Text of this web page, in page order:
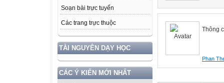
Soạn bài trực tuyến
Các trang trực thuộc
TÀI NGUYÊN DẠY HỌC
CÁC Ý KIẾN MỚI NHẤT
Thông
Phan